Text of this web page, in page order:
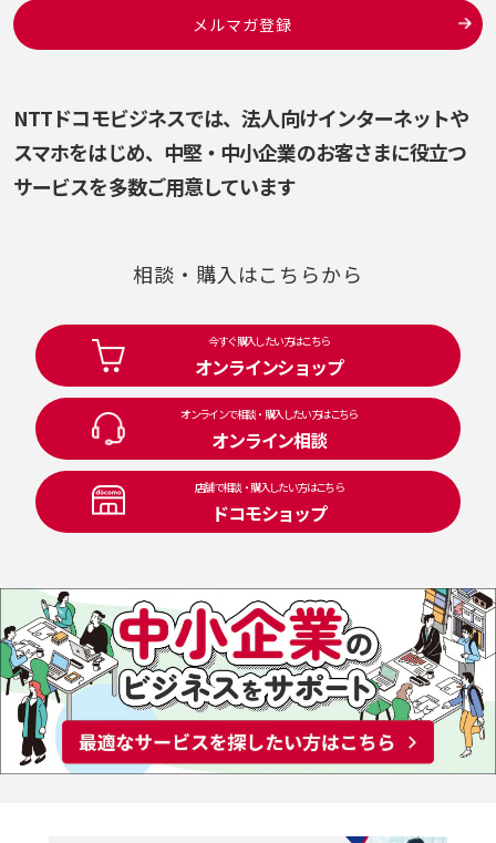
メルマガ登録
NTTドコモビジネスでは、法人向けインターネットや
スマホをはじめ、 中堅・中小企業のお客さまに役立つ
サービスを多数ご用意しています
相談・購入はこちらから
今すぐ購入したい方はこちら
オンラインショップ
オンラインで相談・購入したい方はこちら
オンライン相談
店舗で相談・購入したい方はこちら
ドコモショップ